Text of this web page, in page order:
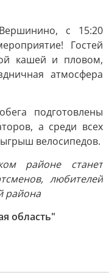
с 15:20
Гостей
кашей и пловом,
атмосфера
подготовлены
а среди всех
велосипедов.
районе станет
любителей
района
область"